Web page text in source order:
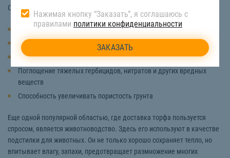
Среди его главных преимуществ выделяют:
Способность повышать кислотность почвы
Наличие антисептических свойств
Насыщение минеральными веществами
Поглощение тяжелых гербицидов, нитратов и других вредных
веществ
Способность увеличивать пористость грунта
Еще одной популярной областью, где доставка торфа пользуется
спросом, является животноводство. Здесь его используют в качестве
подстилки для животных. Он не только хорошо сохраняет тепло, но
впитывает влагу, запахи, предотвращает размножение многих
Нажимая кнопку “Заказать”, я соглашаюсь с
правилами политики конфиденциальности